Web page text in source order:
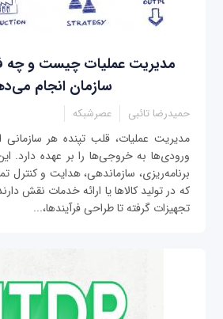
مدیریت عملیات چیست و چه
سازمان انجام
حمیدرضا تائبی عصرشبکه
مدیریت عملیات، قلب تپنده هر
ورودی‌ها به خروجی‌ها را بر عهده دارد.
برنامه‌ریزی، سازماندهی، هدایت و کنترل
که در تولید کالاها یا ارائه خدمات نقش
تجهیزات گرفته تا طراحی فرآیندها،...